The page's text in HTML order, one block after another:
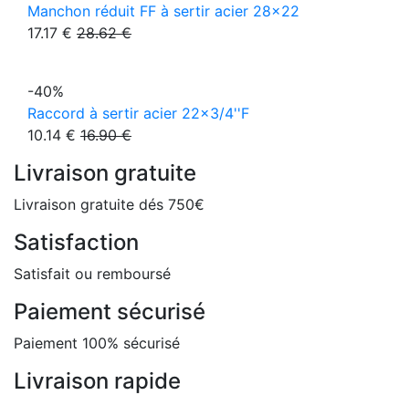
Manchon réduit FF à sertir acier 28x22
17.17 € 28.62 €
-40%
Raccord à sertir acier 22x3/4''F
10.14 € 16.90 €
Livraison gratuite
Livraison gratuite dés 750€
Satisfaction
Satisfait ou remboursé
Paiement sécurisé
Paiement 100% sécurisé
Livraison rapide